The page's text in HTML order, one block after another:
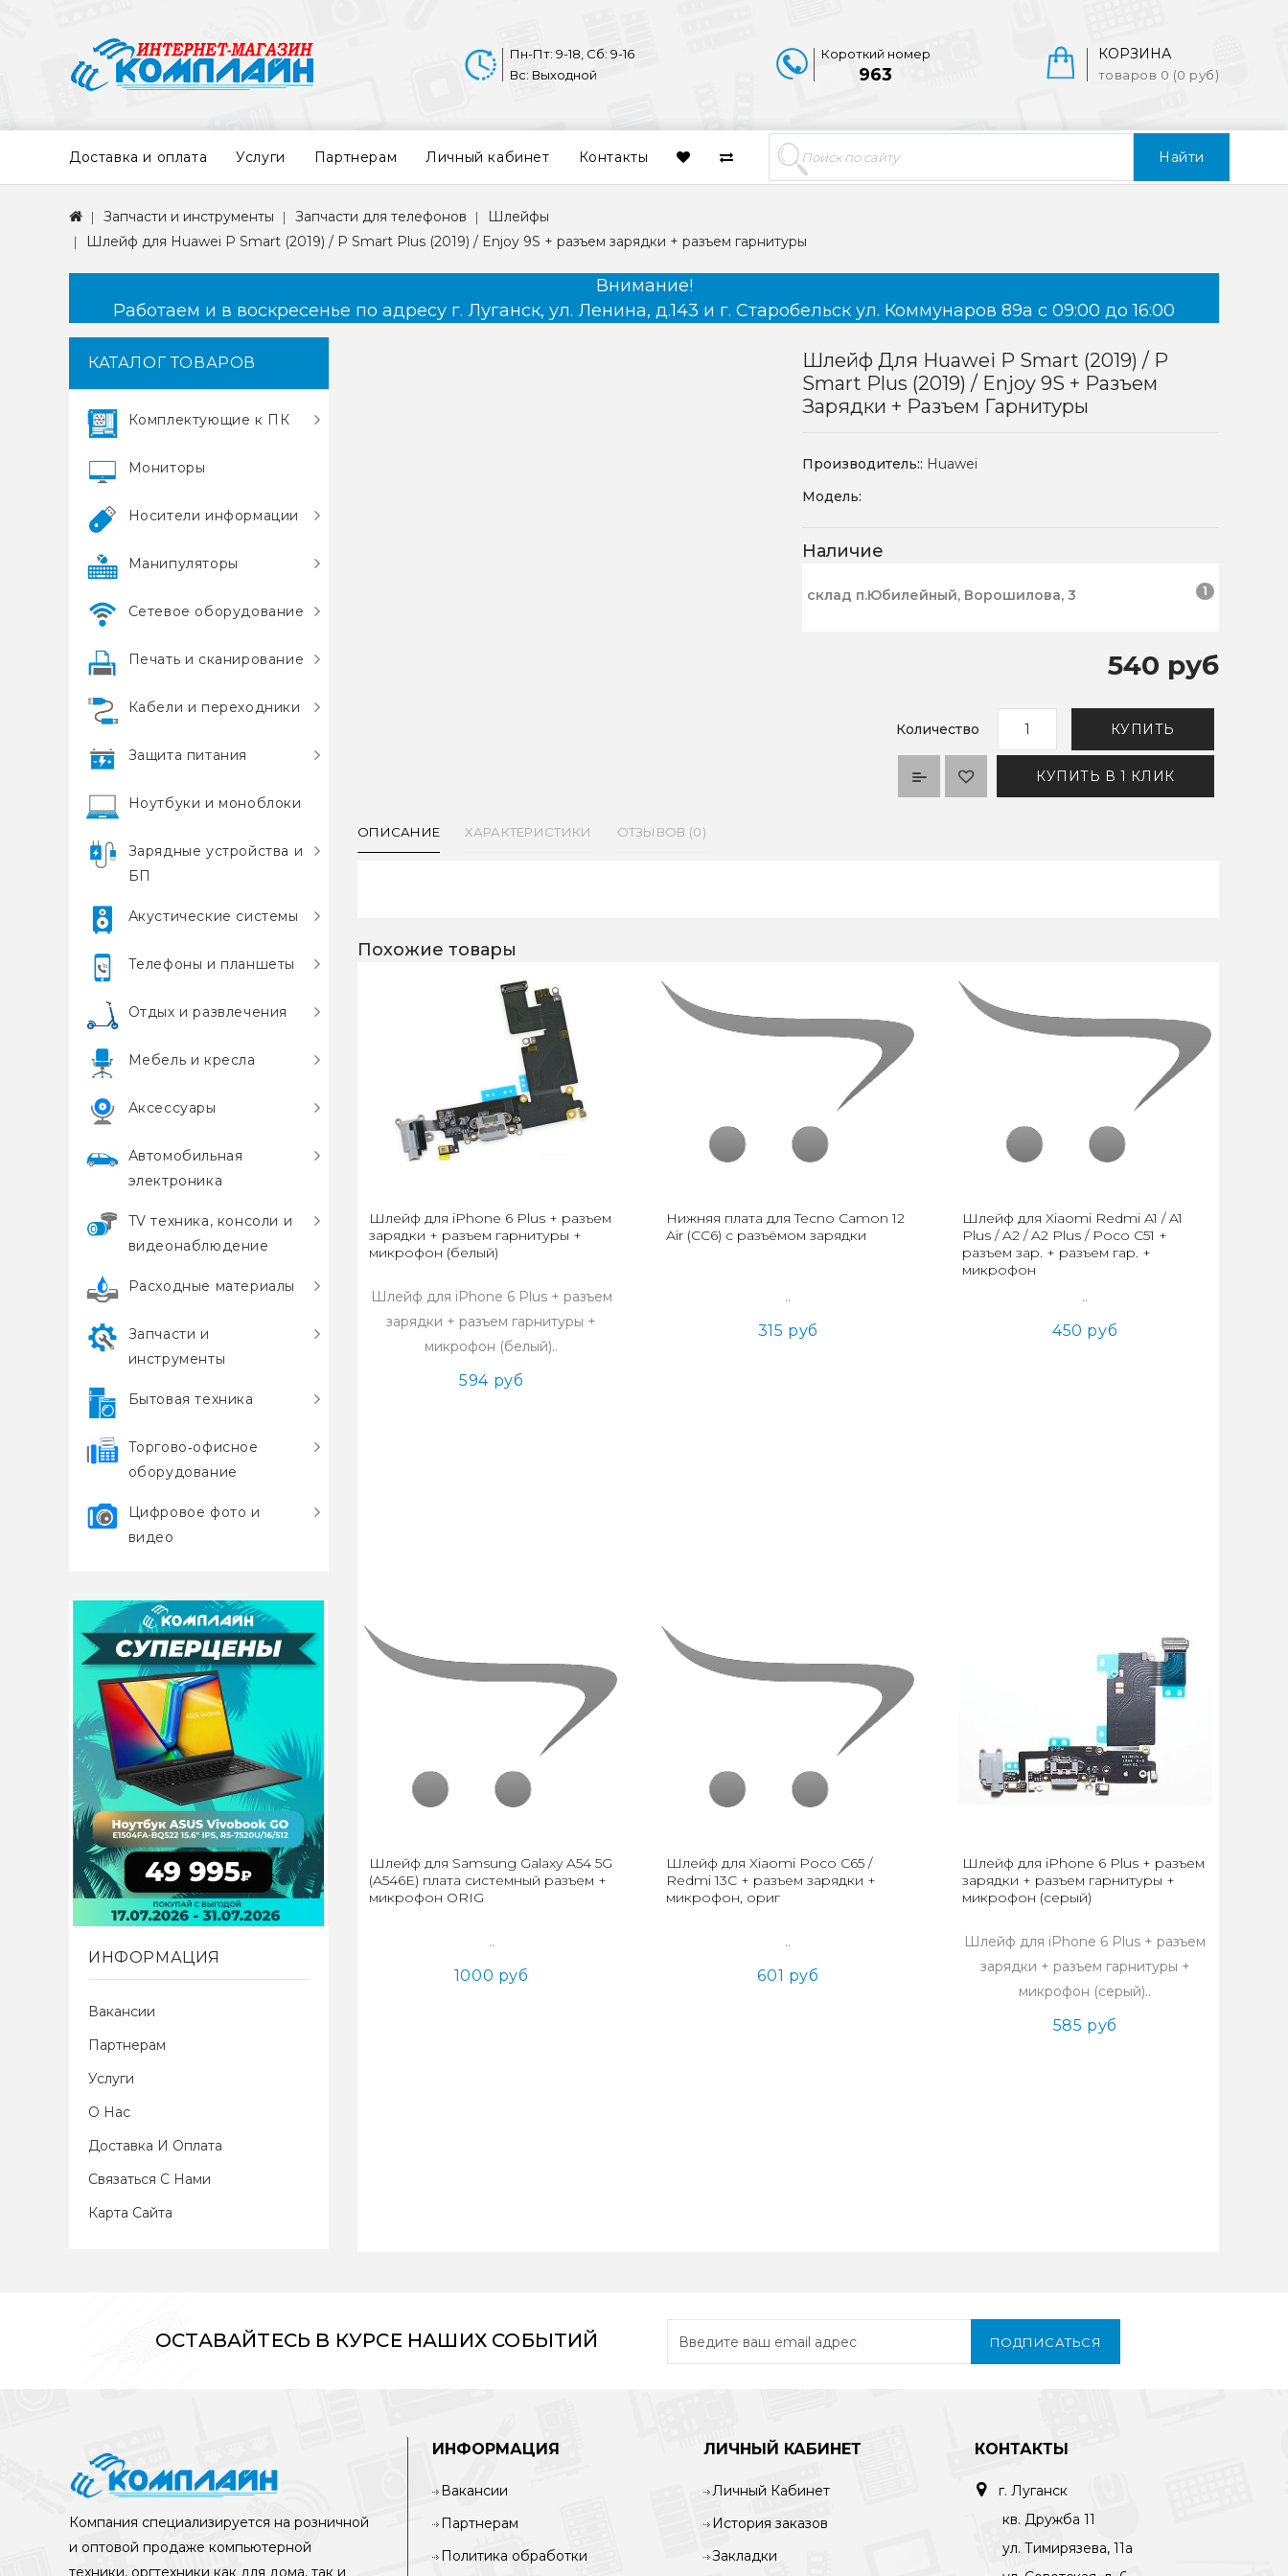
Найти
КОРЗИНА
товаров 0 (0 руб)
Короткий номер
963
Пн-Пт: 9-18, Сб: 9-16
Вс: Выходной
Доставка и оплата Услуги Партнерам Личный кабинет Контакты
Запчасти и инструменты Запчасти для телефонов
Шлейфы
Шлейф для Huawei P Smart (2019) / P Smart Plus (2019) / Enjoy 9S + разъем зарядки + разъем гарнитуры
Внимание!
Работаем и в воскресенье по адресу г. Луганск, ул. Ленина, д.143 и г. Старобельск ул. Коммунаров 89а с 09:00 до 16:00
КАТАЛОГ ТОВАРОВ
Комплектующие к ПК
Мониторы
Носители информации
Манипуляторы
Сетевое оборудование
Печать и сканирование
Кабели и переходники
Защита питания
Ноутбуки и моноблоки
Зарядные устройства и
БП
Акустические системы
Телефоны и планшеты
Отдых и развлечения
Мебель и кресла
Аксессуары
Автомобильная
электроника
TV техника, консоли и
видеонаблюдение
Расходные материалы
Запчасти и
инструменты
Бытовая техника
Торгово‑офисное
оборудование
Цифровое фото и
видео
ИНФОРМАЦИЯ
Вакансии
Партнерам
Услуги
О Нас
Доставка И Оплата
Связаться С Нами
Карта Сайта
Шлейф Для Huawei P Smart (2019) / P
Smart Plus (2019) / Enjoy 9S + Разъем
Зарядки + Разъем Гарнитуры
Производитель:: Huawei
Модель:
Наличие
склад п.Юбилейный, Ворошилова, 3 1
540 руб
Количество КУПИТЬ
КУПИТЬ В 1 КЛИК
ОПИСАНИЕ ХАРАКТЕРИСТИКИ ОТЗЫВОВ (0)
Похожие товары
Шлейф для iPhone 6 Plus + разъем
зарядки + разъем гарнитуры +
микрофон (белый)
Шлейф для iPhone 6 Plus + разъем
зарядки + разъем гарнитуры +
микрофон (белый)..
594 руб
Нижняя плата для Tecno Camon 12
Air (CC6) с разъёмом зарядки
..
315 руб
Шлейф для Xiaomi Redmi A1 / A1
Plus / A2 / A2 Plus / Poco C51 +
разъем зар. + разъем гар. +
микрофон
..
450 руб
Шлейф для Samsung Galaxy A54 5G
(A546E) плата системный разъем +
микрофон ORIG
..
1000 руб
Шлейф для Xiaomi Poco C65 /
Redmi 13C + разъем зарядки +
микрофон, ориг
..
601 руб
Шлейф для iPhone 6 Plus + разъем
зарядки + разъем гарнитуры +
микрофон (серый)
Шлейф для iPhone 6 Plus + разъем
зарядки + разъем гарнитуры +
микрофон (серый)..
585 руб
ОСТАВАЙТЕСЬ В КУРСЕ НАШИХ СОБЫТИЙ ПОДПИСАТЬСЯ
Компания специализируется на розничной
и оптовой продаже компьютерной
техники, оргтехники как для дома, так и
ИНФОРМАЦИЯ
Вакансии
Партнерам
Политика обработки
ЛИЧНЫЙ КАБИНЕТ
Личный Кабинет
История заказов
Закладки
КОНТАКТЫ
г. Луганск
кв. Дружба 11
ул. Тимирязева, 11а